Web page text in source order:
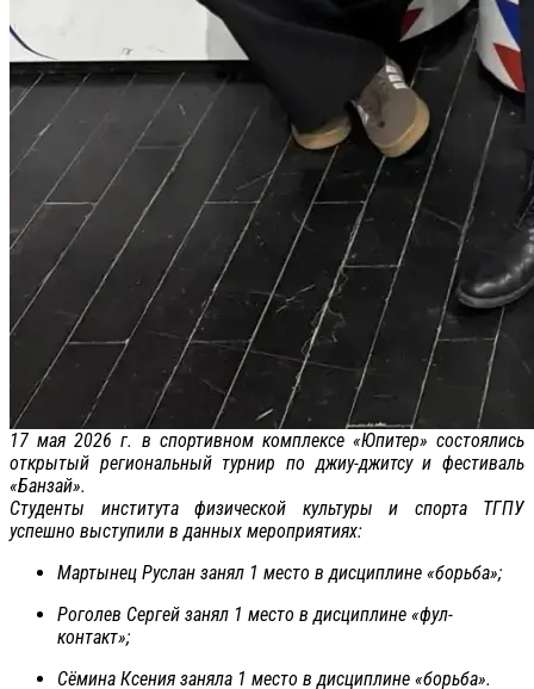
17 мая 2026 г. в спортивном комплексе «Юпитер» состоялись
открытый региональный турнир по джиу-джитсу и фестиваль
«Банзай».
Студенты института физической культуры и спорта ТГПУ
успешно выступили в данных мероприятиях:
Мартынец Руслан занял 1 место в дисциплине «борьба»;
Роголев Сергей занял 1 место в дисциплине «фул-
контакт»;
Сёмина Ксения заняла 1 место в дисциплине «борьба».